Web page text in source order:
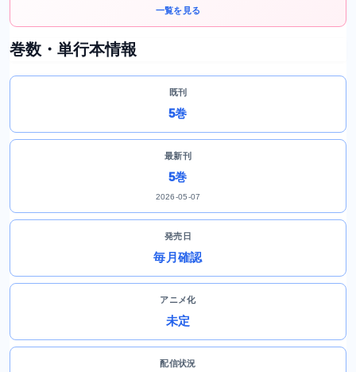
一覧を見る
巻数・単行本情報
既刊
5巻
最新刊
5巻
2026-05-07
発売日
毎月確認
アニメ化
未定
配信状況